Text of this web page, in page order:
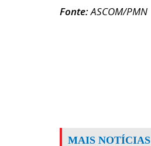
Fonte:ASCOM/PMN
MAIS NOTÍCIAS